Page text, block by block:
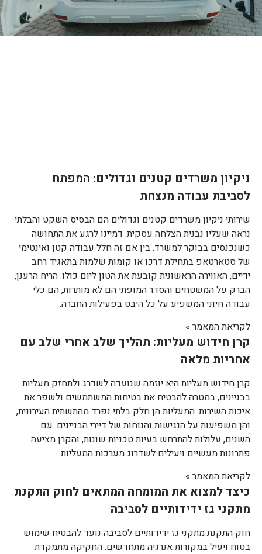
ניקיון משרדים קטנים וגדולים: המפתח
לסביבת עבודה מנצחת
שירותי ניקיון משרדים קטנים וגדולים הם הבסיס השקט והבלתי
נראה שעליו נבנית הצלחה עסקית. דמיינו לרגע את התחושה
כשנכנסים בבוקר למשרד. בין אם זה חלל עבודה קטן ואינטימי
של סטארטאפ בתחילת דרכו או קומות שלמות בתאגיד רחב
ידיים, האווירה הראשונית קובעת את הטון ליום כולו. הריח הרענן,
הברק על המשטחים והסדר המופתי הם לא מותרות, הם כלי
עבודה חיוני המשפיע על כל היבט בפעילות החברה.
לקריאת המאמר »
קרן חידוש מעליות: תהליך שלב אחרי שלב עם
אחריות מלאה
קרן חידוש מעליות היא יוזמה שנועדה לשדרג ולתחזק מעליות
בבניינים, במטרה להבטיח את בטיחות המשתמשים ולשפר את
איכות השירות. המעליות הן חלק בלתי נפרד מהתשתית העירונית,
והן משפיעות על הנגישות והנוחות של דיירי הבניינים. עם
השנים, עלולות להתרחש בעיות טכניות שונות, והקרן מציעה
פתרונות מעשיים ויעילים לשדרוג מערכות המעליות.
לקריאת המאמר »
כיצד למצוא את המומחה המתאים לחוק התקנת
מתקני גז ידידותיים לסביבה
חוק התקנת מתקני גז ידידותיים לסביבה נועד להבטיח שימוש
בטוח ויעיל במקורות אנרגיה מתחדשים. החקיקה מתמקדת